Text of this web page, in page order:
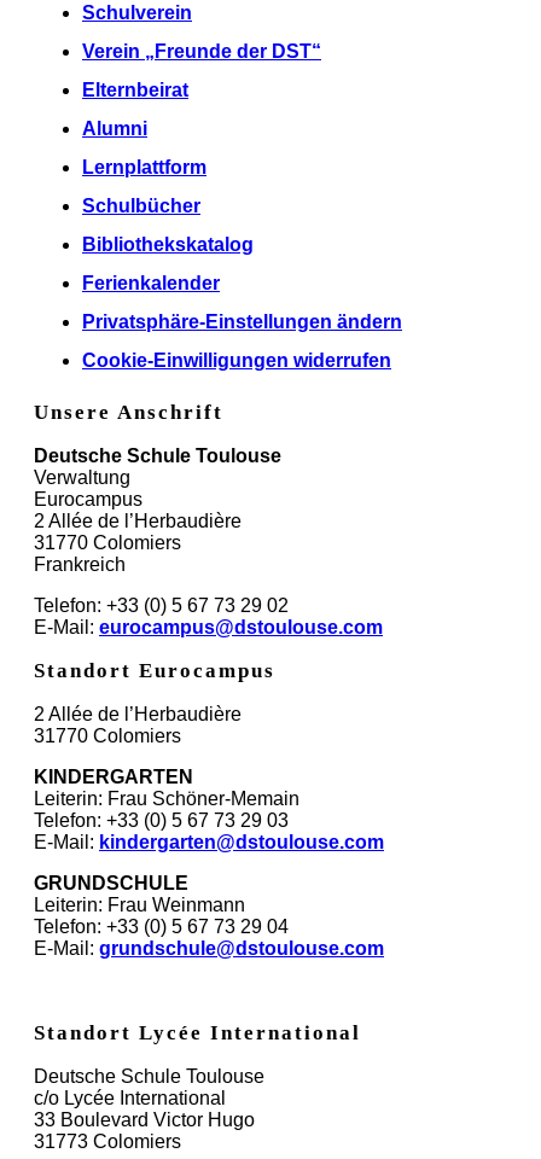
Schulverein
Verein „Freunde der DST“
Elternbeirat
Alumni
Lernplattform
Schulbücher
Bibliothekskatalog
Ferienkalender
Privatsphäre-Einstellungen ändern
Cookie-Einwilligungen widerrufen
Unsere Anschrift
Deutsche Schule Toulouse
Verwaltung
Eurocampus
2 Allée de l’Herbaudière
31770 Colomiers
Frankreich
Telefon: +33 (0) 5 67 73 29 02
E-Mail: eurocampus@dstoulouse.com
Standort Eurocampus
2 Allée de l’Herbaudière
31770 Colomiers
KINDERGARTEN
Leiterin: Frau Schöner-Memain
Telefon: +33 (0) 5 67 73 29 03
E-Mail: kindergarten@dstoulouse.com
GRUNDSCHULE
Leiterin: Frau Weinmann
Telefon: +33 (0) 5 67 73 29 04
E-Mail: grundschule@dstoulouse.com
Standort Lycée International
Deutsche Schule Toulouse
c/o Lycée International
33 Boulevard Victor Hugo
31773 Colomiers